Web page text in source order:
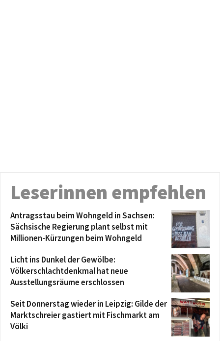
Leserinnen empfehlen
Antragsstau beim Wohngeld in Sachsen:
Sächsische Regierung plant selbst mit
Millionen-Kürzungen beim Wohngeld
Licht ins Dunkel der Gewölbe:
Völkerschlachtdenkmal hat neue
Ausstellungsräume erschlossen
Seit Donnerstag wieder in Leipzig: Gilde der
Marktschreier gastiert mit Fischmarkt am
Völki